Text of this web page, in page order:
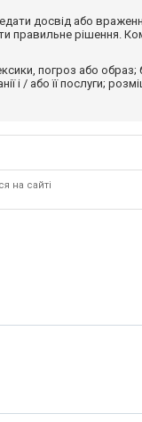
досвід або
правильне рішення.
погроз або
і / або її послуги;
на сайті